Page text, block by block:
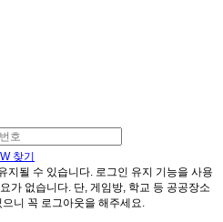
찾기
지될 수 있습니다. 로그인 유지 기능을 사용
가 없습니다. 단, 게임방, 학교 등 공공장소
니 꼭 로그아웃을 해주세요.